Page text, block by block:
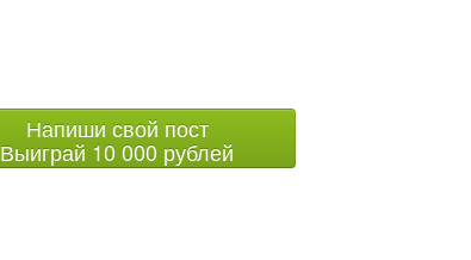
Напиши свой пост
Выиграй 10 000 рублей